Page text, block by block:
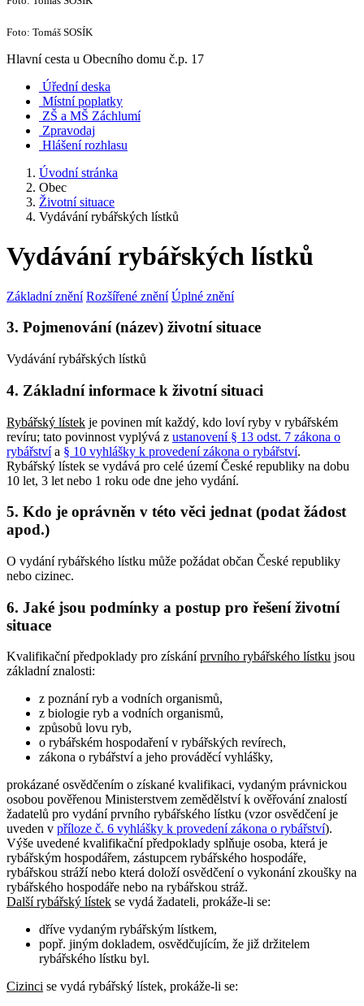
Foto: Tomáš SOSÍK
Hlavní cesta u Obecního domu č.p. 17
Úřední deska
Místní poplatky
ZŠ a MŠ Záchlumí
Zpravodaj
Hlášení rozhlasu
Úvodní stránka
Obec
Životní situace
Vydávání rybářských lístků
Vydávání rybářských lístků
Základní znění Rozšířené znění Úplné znění
3. Pojmenování (název) životní situace
Vydávání rybářských lístků
4. Základní informace k životní situaci
Rybářský lístek je povinen mít každý, kdo loví ryby v rybářském
revíru; tato povinnost vyplývá z ustanovení § 13 odst. 7 zákona o
rybářstvía § 10 vyhlášky k provedení zákona o rybářství.
Rybářský lístek se vydává pro celé území České republiky na dobu
10 let, 3 let nebo 1 roku ode dne jeho vydání.
5. Kdo je oprávněn v této věci jednat (podat žádost
apod.)
O vydání rybářského lístku může požádat občan České republiky
nebo cizinec.
6. Jaké jsou podmínky a postup pro řešení životní
situace
Kvalifikační předpoklady pro získáníprvního rybářského lístku jsou
základní znalosti:
z poznání ryb a vodních organismů,
z biologie ryb a vodních organismů,
způsobů lovu ryb,
o rybářském hospodaření v rybářských revírech,
zákona o rybářství a jeho prováděcí vyhlášky,
prokázané osvědčením o získané kvalifikaci, vydaným právnickou
osobou pověřenou Ministerstvem zemědělství k ověřování znalostí
žadatelů pro vydání prvního rybářského lístku (vzor osvědčení je
uveden v příloze č. 6 vyhlášky k provedení zákona o rybářství).
Výše uvedené kvalifikační předpoklady splňuje osoba, která je
rybářským hospodářem, zástupcem rybářského hospodáře,
rybářskou stráží nebo která doloží osvědčení o vykonání zkoušky na
rybářského hospodáře nebo na rybářskou stráž.
Další rybářský lístek se vydá žadateli, prokáže-li se:
dříve vydaným rybářským lístkem,
popř. jiným dokladem, osvědčujícím, že již držitelem
rybářského lístku byl.
Cizinci se vydá rybářský lístek, prokáže-li se: